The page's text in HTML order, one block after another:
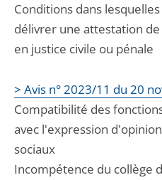
Conditions dans
délivrer une attestation
en justice civile ou pénale
> Avis n° 2023/11 du 20
Compatibilité des
avec l'expression
sociaux
Incompétence du collège